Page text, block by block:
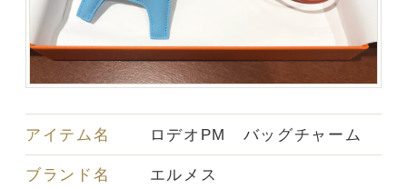
アイテム名 ロデオPM バッグチャーム
ブランド名 エルメス